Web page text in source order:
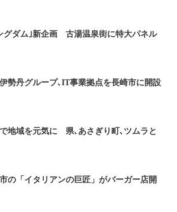
グダム｣新企画 古湯温泉街に特大パネル
伊勢丹グループ､IT事業拠点を長崎市に開設
で地域を元気に 県､あさぎり町､ツムラと
市の「イタリアンの巨匠」がバーガー店開